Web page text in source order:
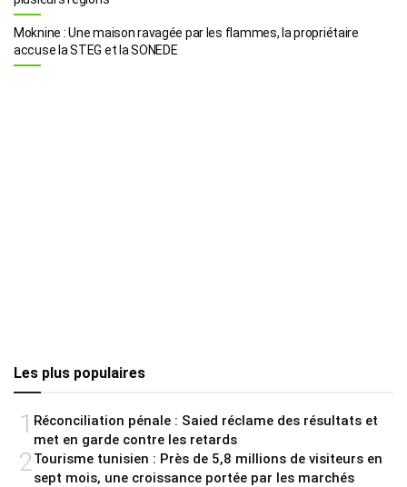
Moknine : Une maison ravagée par les flammes, la propriétaire
accuse la STEG et la SONEDE
Les plus populaires
1 Réconciliation pénale : Saied réclame des résultats et
met en garde contre les retards
2Tourisme tunisien : Près de 5,8 millions de visiteurs en
sept mois, une croissance portée par les marchés